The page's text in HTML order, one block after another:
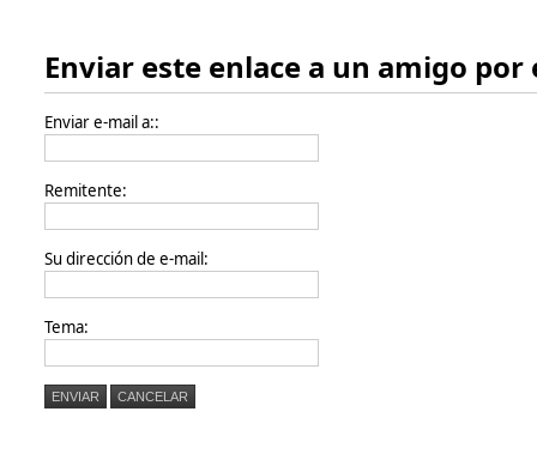
Enviar este enlace a un amigo por
Enviar e-mail a::
Remitente:
Su dirección de e-mail:
Tema:
ENVIAR CANCELAR